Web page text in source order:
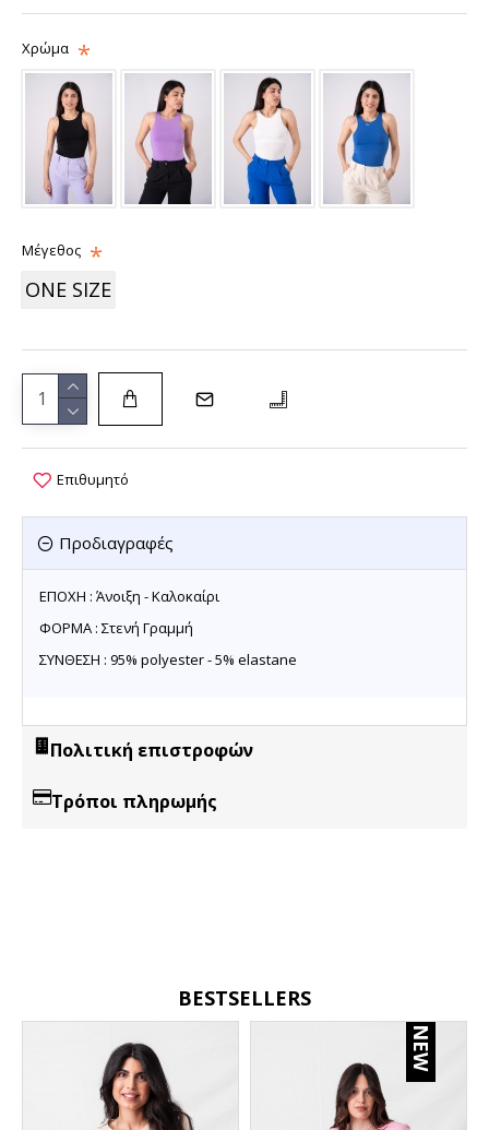
Χρώμα
Μέγεθος
ONE SIZE
Επιθυμητό
Πολιτική επιστροφών
Τρόποι πληρωμής
Προδιαγραφές
ΕΠΟΧΗ : Άνοιξη - Καλοκαίρι
ΦΟΡΜΑ : Στενή Γραμμή
ΣΥΝΘΕΣΗ : 95% polyester - 5% elastane
BESTSELLERS
NEW